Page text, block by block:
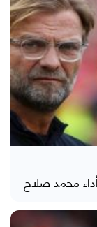
محمد صلاح